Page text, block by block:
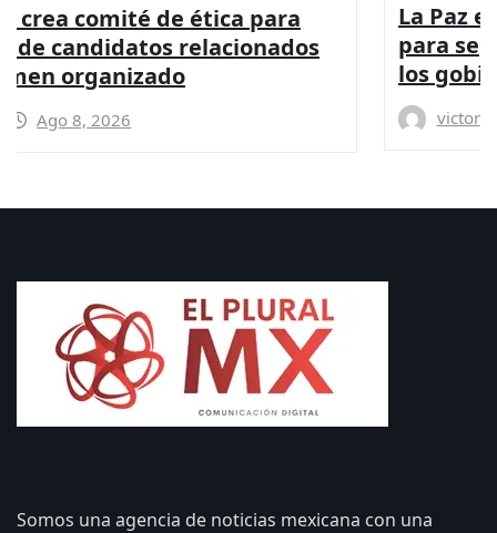
La Paz es posible con más presupuesto
para seguridad y coordinación entre
los gobiernos: PRI
victor
Somos una agencia de noticias mexicana con una